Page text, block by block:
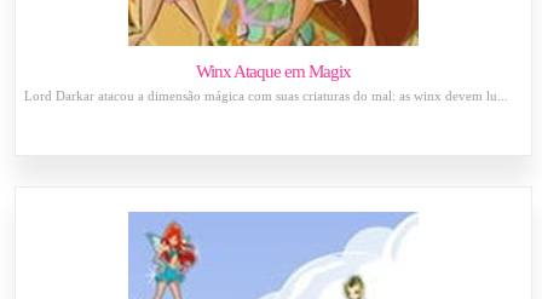
Winx Ataque em Magix
Lord Darkar atacou a dimensão mágica com suas criaturas do mal: as winx devem lu...